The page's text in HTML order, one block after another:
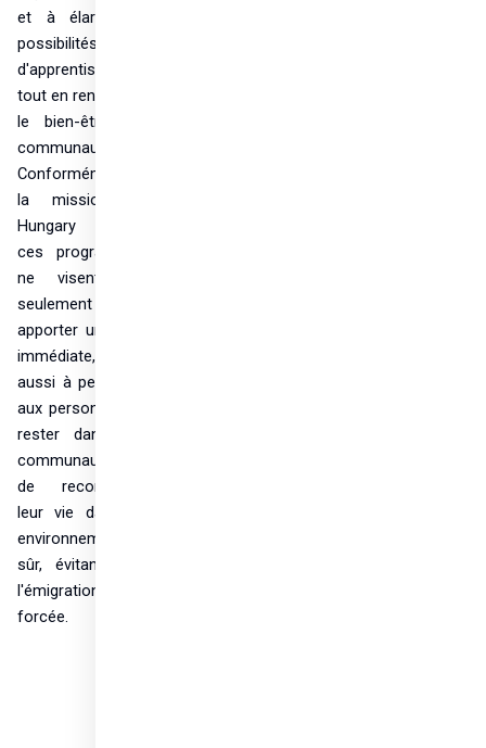
et à élargir les
possibilités
d'apprentissage,
tout en renforçant
le bien-être des
communautés.
Conformément à
la mission de
Hungary Helps,
ces programmes
ne visent pas
seulement à
apporter une aide
immédiate, mais
aussi à permettre
aux personnes de
rester dans leur
communauté et
de reconstruire
leur vie dans un
environnement
sûr, évitant ainsi
l'émigration
forcée.